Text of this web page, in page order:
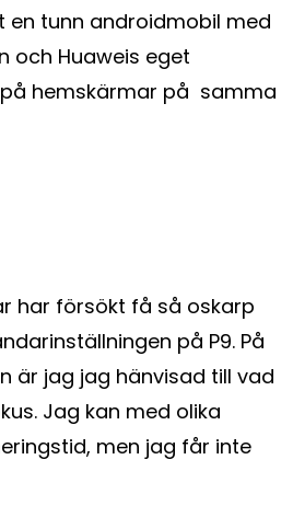
en tunn androidmobil med
och Huaweis eget
hemskärmar på samma
har försökt få så oskarp
på P9. På
är jag jag hänvisad till vad
Jag kan med olika
men jag får inte